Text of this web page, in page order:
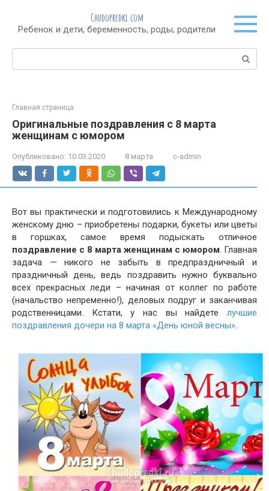
контенту
Chudopredki.com
Ребенок и дети, беременность, роды, родители
Поиск:
Главная страница
Оригинальные поздравления с 8 марта
женщинам с юмором
Опубликовано: 10.03.2020 8 марта c-admin
Вот вы практически и подготовились к Международному
женскому дню – приобретены подарки, букеты или цветы
в горшках, самое время подыскать отличное
поздравление с 8 марта женщинам с юмором. Главная
задача — никого не забыть в предпраздничный и
праздничный день, ведь поздравить нужно буквально
всех прекрасных леди – начиная от коллег по работе
(начальство непременно!), деловых подруг и заканчивая
родственницами. Кстати, у нас вы найдете лучшие
поздравления дочери на 8 марта «День юной весны».